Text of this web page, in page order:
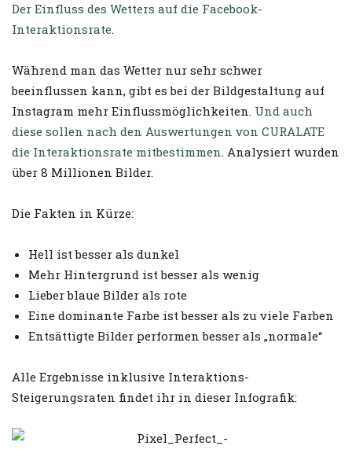
Der Einfluss des Wetters auf die Facebook-
Interaktionsrate.
Während man das Wetter nur sehr schwer
beeinflussen kann, gibt es bei der Bildgestaltung auf
Instagram mehr Einflussmöglichkeiten. Und auch
diese sollen nach den Auswertungen von CURALATE
die Interaktionsrate mitbestimmen. Analysiert wurden
über 8 Millionen Bilder.
Die Fakten in Kürze:
Hell ist besser als dunkel
Mehr Hintergrund ist besser als wenig
Lieber blaue Bilder als rote
Eine dominante Farbe ist besser als zu viele Farben
Entsättigte Bilder performen besser als „normale“
Alle Ergebnisse inklusive Interaktions-
Steigerungsraten findet ihr in dieser Infografik: